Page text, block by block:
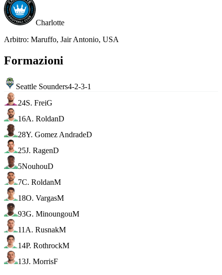
Charlotte
Arbitro: Maruffo, Jair Antonio, USA
Formazioni
Seattle Sounders4-2-3-1
24S. FreiG
16A. RoldanD
28Y. Gomez AndradeD
25J. RagenD
5NouhouD
7C. RoldanM
18O. VargasM
93G. MinoungouM
11 A. RusnakM
14P. RothrockM
13J. MorrisF